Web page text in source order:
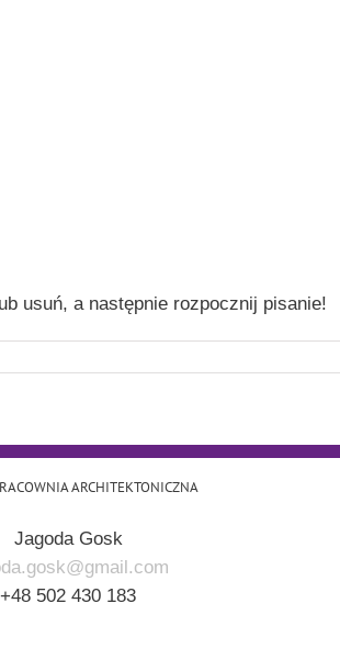
usuń, a następnie rozpocznij pisanie!
ARCHITEKTONICZNA
Jagoda Gosk
+48 502 430 183